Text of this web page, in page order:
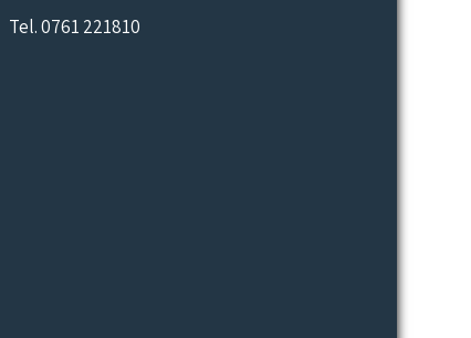
Tel. 0761 221810